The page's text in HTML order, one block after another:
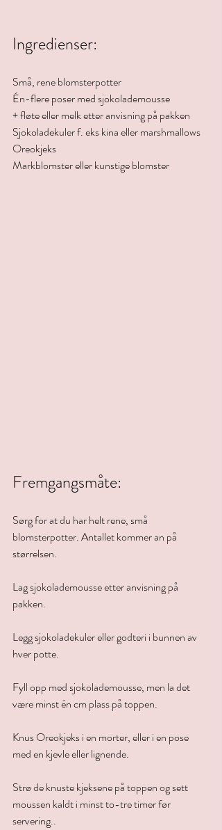
Ingredienser:
Små, rene blomsterpotter
Én-flere poser med sjokolademousse
+ fløte eller melk etter anvisning på pakken
Sjokoladekuler f. eks kina eller marshmallows
Oreokjeks
Markblomster eller kunstige blomster
Fremgangsmåte:
Sørg for at du har helt rene, små
blomsterpotter. Antallet kommer an på
størrelsen.
Lag sjokolademousse etter anvisning på
pakken.
Legg sjokoladekuler eller godteri i bunnen av
hver potte.
Fyll opp med sjokolademousse, men la det
være minst én cm plass på toppen.
Knus Oreokjeks i en morter, eller i en pose
med en kjevle eller lignende.
Strø de knuste kjeksene på toppen og sett
moussen kaldt i minst to-tre timer før
servering..